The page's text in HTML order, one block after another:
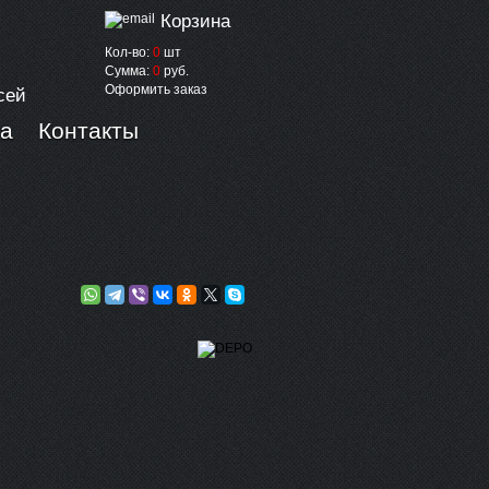
Корзина
Кол-во: 0 шт
Сумма: 0 руб.
Оформить заказ
Контакты